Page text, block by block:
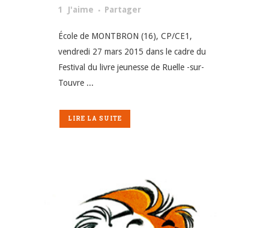
1
J'aime Partager
École de MONTBRON (16), CP/CE1,
vendredi 27 mars 2015 dans le cadre du
Festival du livre jeunesse de Ruelle -sur-
Touvre ...
LIRE LA SUITE